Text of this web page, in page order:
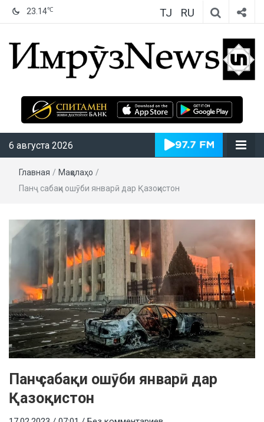
23.14℃ TJ RU
ИмрӯзNews
6 августа 2026
Главная / Мақолаҳо /
Панҷ сабақи ошӯби январӣ дар Қазоқистон
Панҷ сабақи ошӯби январӣ дар
Қазоқистон